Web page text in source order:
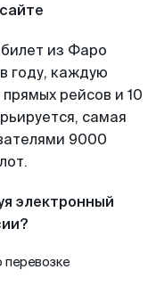
из Фаро
году, каждую
рейсов и 10
самая
9000
электронный
перевозке